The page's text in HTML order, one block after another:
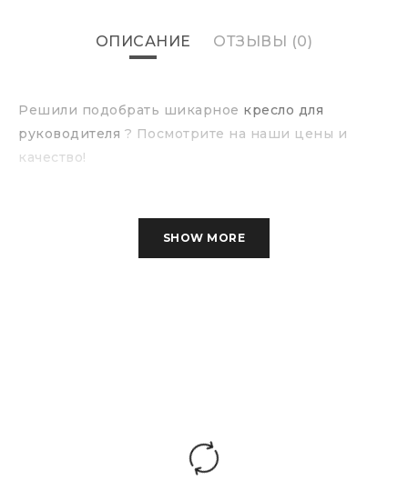
ОПИСАНИЕ ОТЗЫВЫ (0)
Решили подобрать шикарное кресло для
руководителя ? Посмотрите на наши цены и
качество!
SHOW MORE